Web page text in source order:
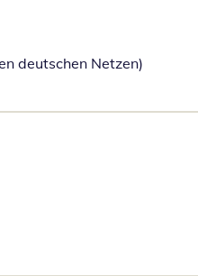
deutschen Netzen)